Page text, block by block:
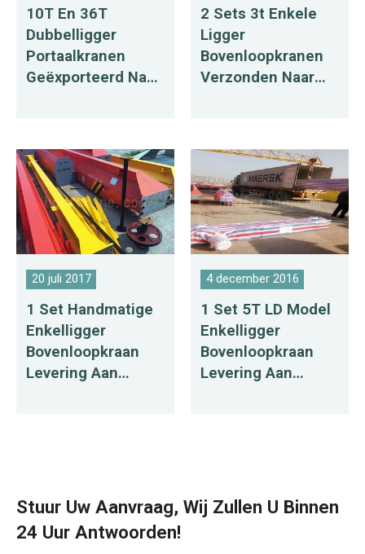
10T En 36T
Dubbelligger
Portaalkranen
Geëxporteerd Naar
2 Sets 3t Enkele
Ligger
Bovenloopkranen
Verzonden Naar
20 juli 2017
1 Set Handmatige
Enkelligger
Bovenloopkraan
Levering Aan
4 december 2016
1 Set 5T LD Model
Enkelligger
Bovenloopkraan
Levering Aan
Stuur Uw Aanvraag, Wij Zullen U Binnen
24 Uur Antwoorden!